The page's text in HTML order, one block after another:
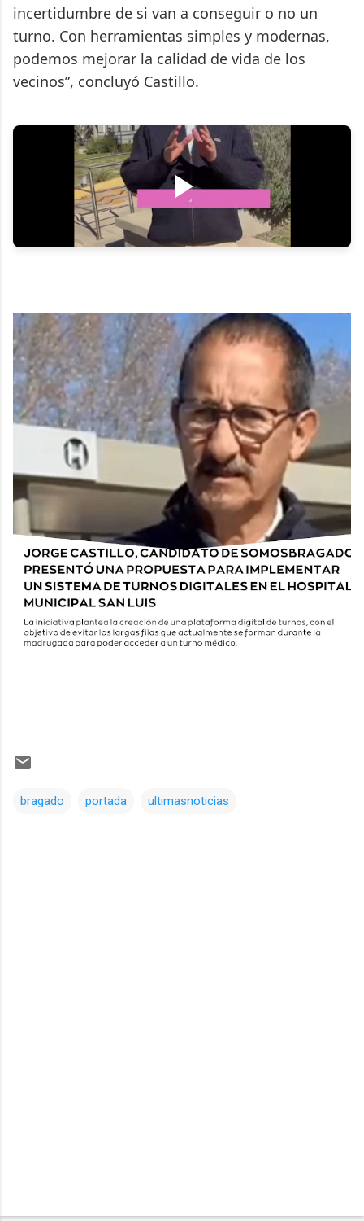
incertidumbre de si van a conseguir o no un
turno. Con herramientas simples y modernas,
podemos mejorar la calidad de vida de los
vecinos”, concluyó Castillo.
bragado portada ultimasnoticias